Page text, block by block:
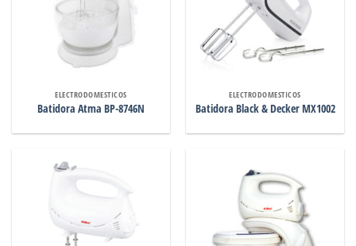
ELECTRODOMESTICOS
Batidora Atma BP-8746N
ELECTRODOMESTICOS
Batidora Black & Decker MX1002